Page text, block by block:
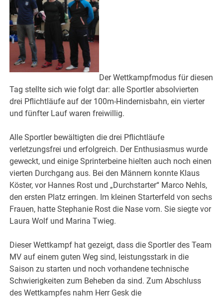
Der Wettkampfmodus für diesen
Tag stellte sich wie folgt dar: alle Sportler absolvierten
drei Pflichtläufe auf der 100m-Hindernisbahn, ein vierter
und fünfter Lauf waren freiwillig.
Alle Sportler bewältigten die drei Pflichtläufe
verletzungsfrei und erfolgreich. Der Enthusiasmus wurde
geweckt, und einige Sprinterbeine hielten auch noch einen
vierten Durchgang aus. Bei den Männern konnte Klaus
Köster, vor Hannes Rost und „Durchstarter“ Marco Nehls,
den ersten Platz erringen. Im kleinen Starterfeld von sechs
Frauen, hatte Stephanie Rost die Nase vorn. Sie siegte vor
Laura Wolf und Marina Twieg.
Dieser Wettkampf hat gezeigt, dass die Sportler des Team
MV auf einem guten Weg sind, leistungsstark in die
Saison zu starten und noch vorhandene technische
Schwierigkeiten zum Beheben da sind. Zum Abschluss
des Wettkampfes nahm Herr Gesk die